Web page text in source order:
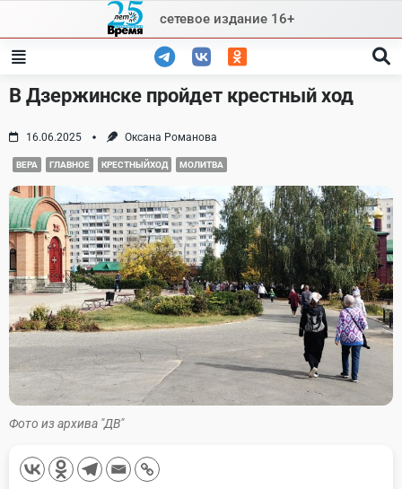
content
сетевое издание 16+
В Дзержинске пройдет крестный ход
16.06.2025 Оксана Романова
ВЕРА ГЛАВНОЕ КРЕСТНЫЙХОД МОЛИТВА
Фото из архива "ДВ"